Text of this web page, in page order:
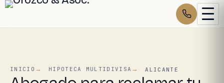
INICIO HIPOTECA MULTIDIVISA ALICANTE